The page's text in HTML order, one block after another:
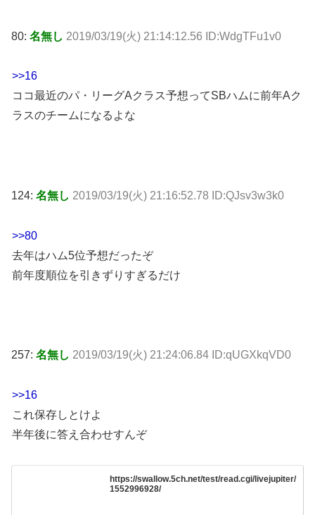
80: 名無し 2019/03/19(火) 21:14:12.56 ID:WdgTFu1v0
>>16
ココ最近のパ・リーグAクラス予想ってSBハムに前年Aク
ラスのチームになるよな
124: 名無し 2019/03/19(火) 21:16:52.78 ID:QJsv3w3k0
>>80
去年はハム5位予想だったぞ
前年度順位を引きずりすぎるだけ
257: 名無し 2019/03/19(火) 21:24:06.84 ID:qUGXkqVD0
>>16
これ保存しとけよ
半年後に答え合わせすんぞ
https://swallow.5ch.net/test/read.cgi/livejupiter/
1552996928/